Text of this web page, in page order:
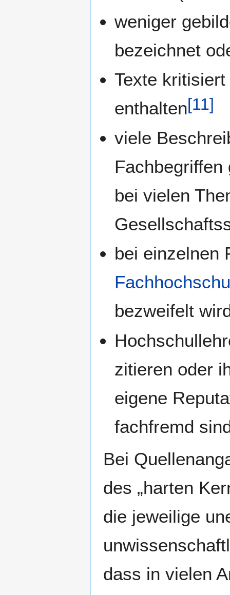
weniger
bezeichnet
Texte
enthalten[11]
viele
bei vielen
bei einzelnen
bezweifelt
zitieren oder
eigene
fachfremd
Bei
des „harten
die jeweilige
dass in vielen